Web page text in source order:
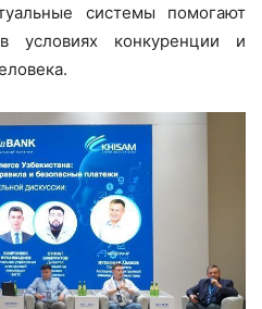
системы помогают
условиях конкуренции и